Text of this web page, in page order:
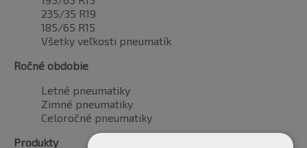
235/35 R19
185/65 R15
Všetky veľkosti pneumatík
Ročné obdobie
Letné pneumatiky
Zimné pneumatiky
Celoročné pneumatiky
Produkty